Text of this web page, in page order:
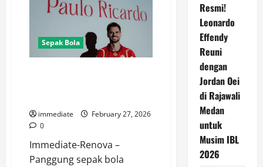
Sepak Bola
immediate
February 27, 2026
0
Immediate-Renova –
Panggung sepak bola
Resmi!
Leonardo
Effendy
Reuni
dengan
Jordan Oei
di Rajawali
Medan
untuk
Musim IBL
2026